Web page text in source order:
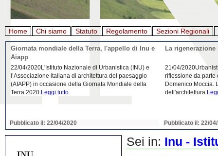
Home Chi siamo Statuto Regolamento Sezioni Regionali
Giornata mondiale della Terra, l'appello di Inu e
Aiapp
22/04/2020L'Istituto Nazionale di Urbanistica (INU) e
l’Associazione italiana di architettura del paesaggio
(AIAPP) in occasione della Giornata Mondiale della
Terra 2020 Leggi tutto
Pubblicato il: 22/04/2020
La
21/04/
riflessione da parte
Domenico Moccia.
dell'architettura
Pubblicato il: 22/
Sei in: Inu -